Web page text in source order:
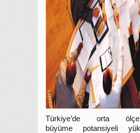
Türkiye’de orta
büyüme potansiyeli